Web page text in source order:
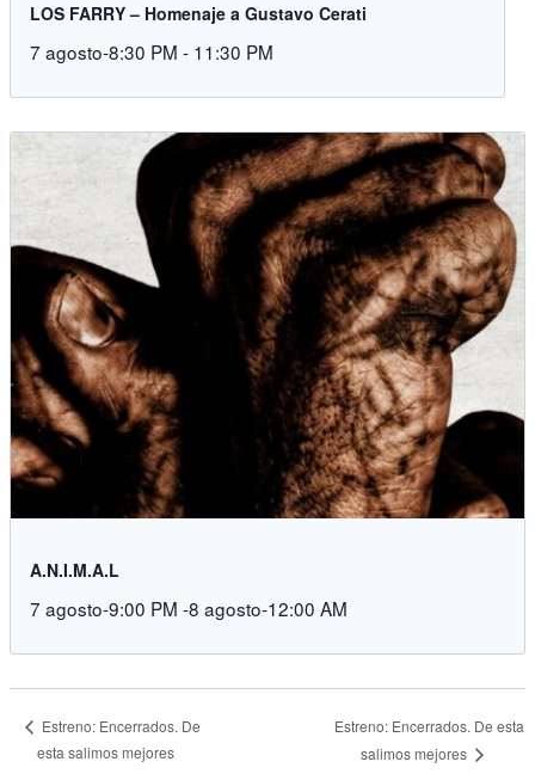
LOS FARRY – Homenaje a Gustavo Cerati
7 agosto-8:30 PM - 11:30 PM
A.N.I.M.A.L
7 agosto-9:00 PM -8 agosto-12:00 AM
Estreno: Encerrados. De
esta salimos mejores
Estreno: Encerrados. De esta
salimos mejores